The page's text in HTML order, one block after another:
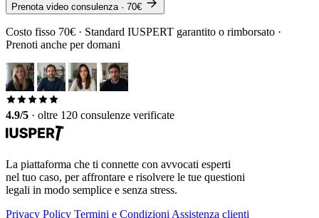
Prenota video consulenza · 70€
Costo fisso 70€ · Standard IUSPERT garantito o rimborsato ·
Prenoti anche per domani
4.9/5 · oltre 120 consulenze verificate
La piattaforma che ti connette con avvocati esperti
nel tuo caso, per affrontare e risolvere le tue questioni
legali in modo semplice e senza stress.
Privacy Policy Termini e Condizioni Assistenza clienti